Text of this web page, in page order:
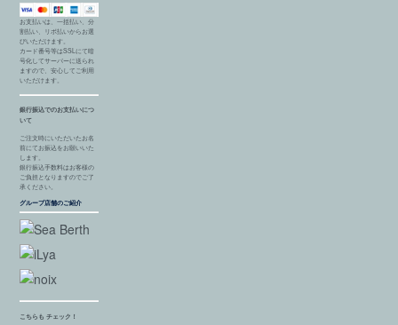
お支払いは、一括払い、分
割払い、リボ払いからお選
びいただけます。
カード番号等はSSLにて暗
号化してサーバーに送られ
ますので、安心してご利用
いただけます。
銀行振込でのお支払いにつ
いて
ご注文時にいただいたお名
前にてお振込をお願いいた
します。
銀行振込手数料はお客様の
ご負担となりますのでご了
承ください。
グループ店舗のご紹介
こちらも チェック！